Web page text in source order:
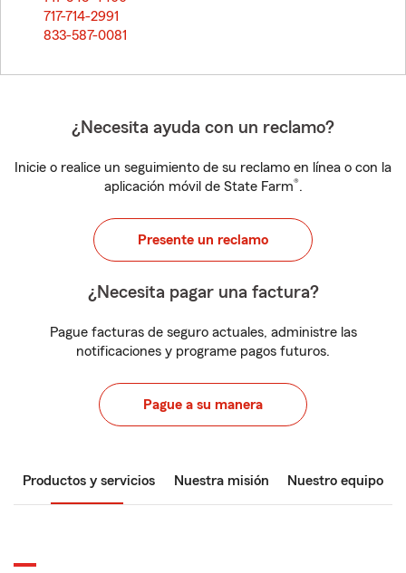
717-714-2991
833-587-0081
¿Necesita ayuda con un reclamo?
Inicie o realice un seguimiento de su reclamo en línea o con la
aplicación móvil de State Farm®.
Presente un reclamo
¿Necesita pagar una factura?
Pague facturas de seguro actuales, administre las
notificaciones y programe pagos futuros.
Pague a su manera
Productos y servicios Nuestra misión Nuestro equipo